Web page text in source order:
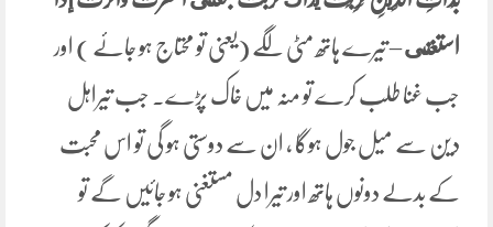
استغنى– تیرے ہاتھ مٹی لگے (یعنی تو محتاج ہو جائے ) اور
جب غنا طلب کرے تو منہ میں خاک پڑے۔ جب تیراہل
دین سے میل جول ہوگا ، ان سے دوستی ہو گی تو اس محبت
کے بدلے دونوں ہاتھ اور تیرا دل مستغنی ہو جائیں گے تو